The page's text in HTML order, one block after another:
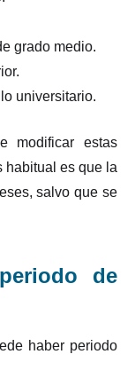
grado medio.
universitario.
modificar estas
habitual es que la
salvo que se
de
haber periodo